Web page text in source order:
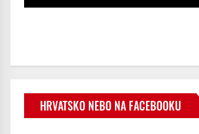
HRVATSKO NEBO NA FACEBOOKU